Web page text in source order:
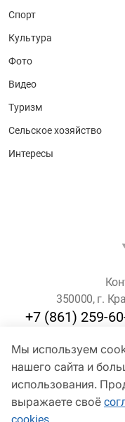
Мы используем
нашего сайта и
использования.
выражаете своё
Спорт
Культура
Фото
Видео
Туризм
Сельское хозяйство
Интересы
350000, г.
+7 (861) 259-
Для
©
Сетевое издание
службой по надзору в